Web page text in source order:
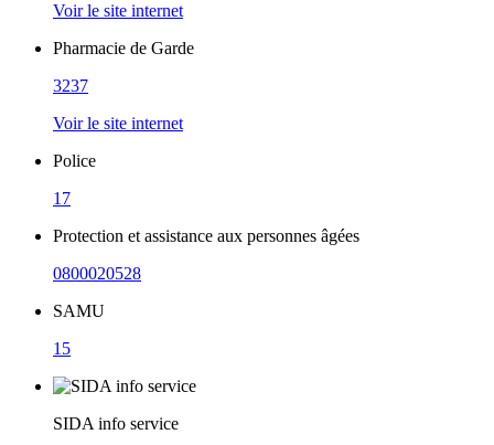
Voir le site internet
Pharmacie de Garde
3237
Voir le site internet
Police
17
Protection et assistance aux personnes âgées
0800020528
SAMU
15
SIDA info service